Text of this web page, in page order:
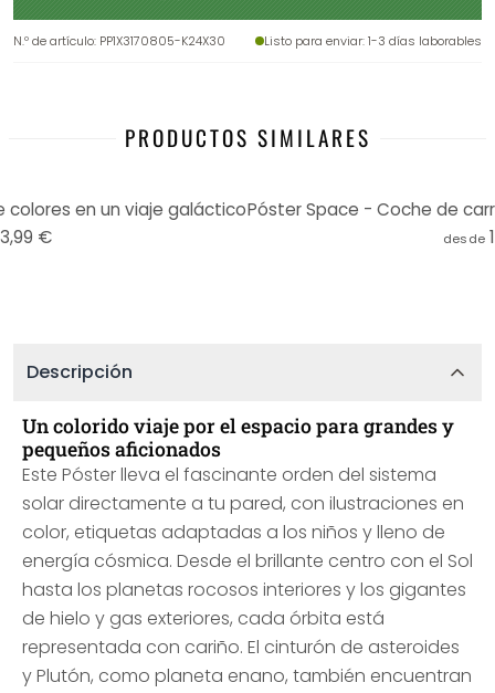
N.º de artículo: PP1X3170805-K24X30 Listo para enviar: 1-3 días laborables
PRODUCTOS SIMILARES
en un viaje galáctico
€
desde
Descripción
Un colorido viaje por el espacio para grandes y
pequeños aficionados
Este Póster lleva el fascinante orden del sistema
solar directamente a tu pared, con ilustraciones en
color, etiquetas adaptadas a los niños y lleno de
energía cósmica. Desde el brillante centro con el Sol
hasta los planetas rocosos interiores y los gigantes
de hielo y gas exteriores, cada órbita está
representada con cariño. El cinturón de asteroides
y Plutón, como planeta enano, también encuentran